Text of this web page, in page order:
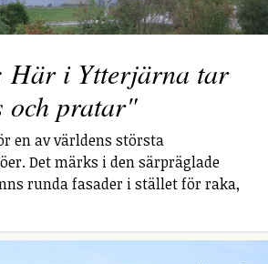
Här i Ytterjärna tar
och pratar"
en av världens största
Det märks i den särpräglade
runda fasader i stället för raka,